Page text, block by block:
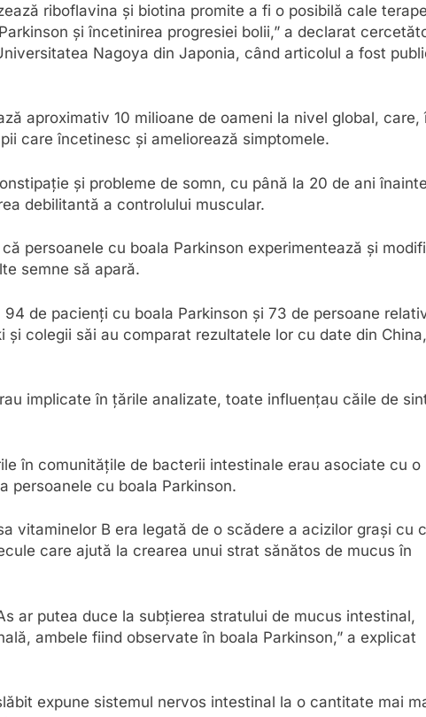
riboflavina și biotina promite a fi o posibilă cale
și încetinirea progresiei bolii,” a declarat
Nagoya din Japonia, când articolul a fost
aproximativ 10 milioane de oameni la nivel global, care,
care încetinesc și ameliorează simptomele.
și probleme de somn, cu până la 20 de ani
debilitantă a controlului muscular.
persoanele cu boala Parkinson experimentează și
semne să apară.
de pacienți cu boala Parkinson și 73 de persoane
și colegii săi au comparat rezultatele lor cu date din China,
implicate în țările analizate, toate influențau căile de
în comunitățile de bacterii intestinale erau asociate cu o
persoanele cu boala Parkinson.
vitaminelor B era legată de o scădere a acizilor grași cu
care ajută la crearea unui strat sănătos de mucus în
ar putea duce la subțierea stratului de mucus intestinal,
ambele fiind observate în boala Parkinson,” a explicat
expune sistemul nervos intestinal la o cantitate mai